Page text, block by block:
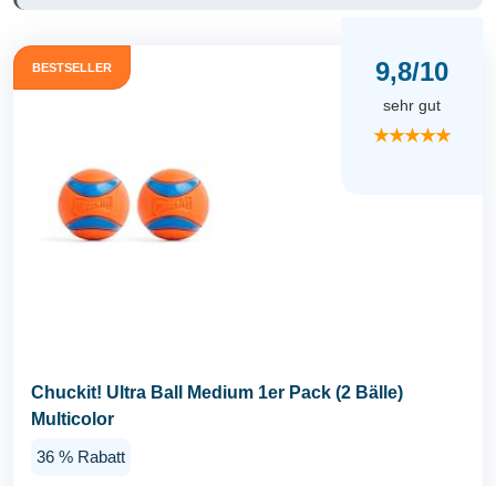
BESTSELLER 9,8/10
sehr gut
★★★★★
Chuckit! Ultra Ball Medium 1er Pack (2 Bälle)
Multicolor
36 % Rabatt